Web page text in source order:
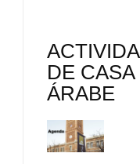
DE CASA
ÁRABE